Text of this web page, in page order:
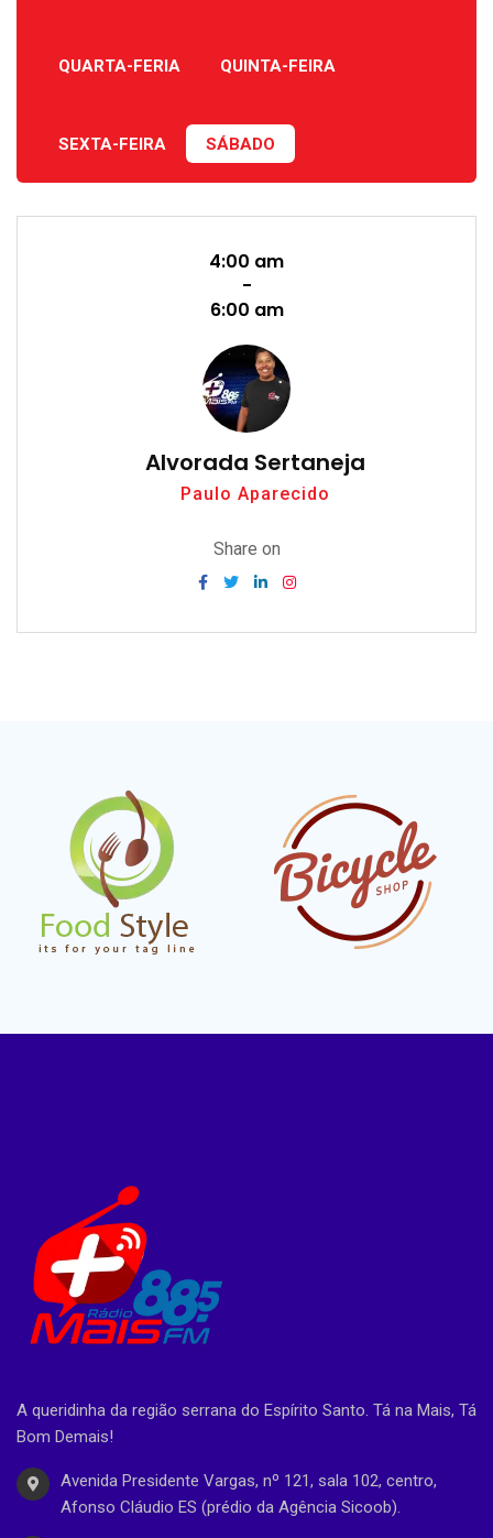
QUARTA-FERIA QUINTA-FEIRA
SEXTA-FEIRA SÁBADO
4:00 am
-
6:00 am
Alvorada Sertaneja
Paulo Aparecido
Share on
A queridinha da região serrana do Espírito Santo. Tá na Mais, Tá
Bom Demais!
Avenida Presidente Vargas, nº 121, sala 102, centro,
Afonso Cláudio ES (prédio da Agência Sicoob).